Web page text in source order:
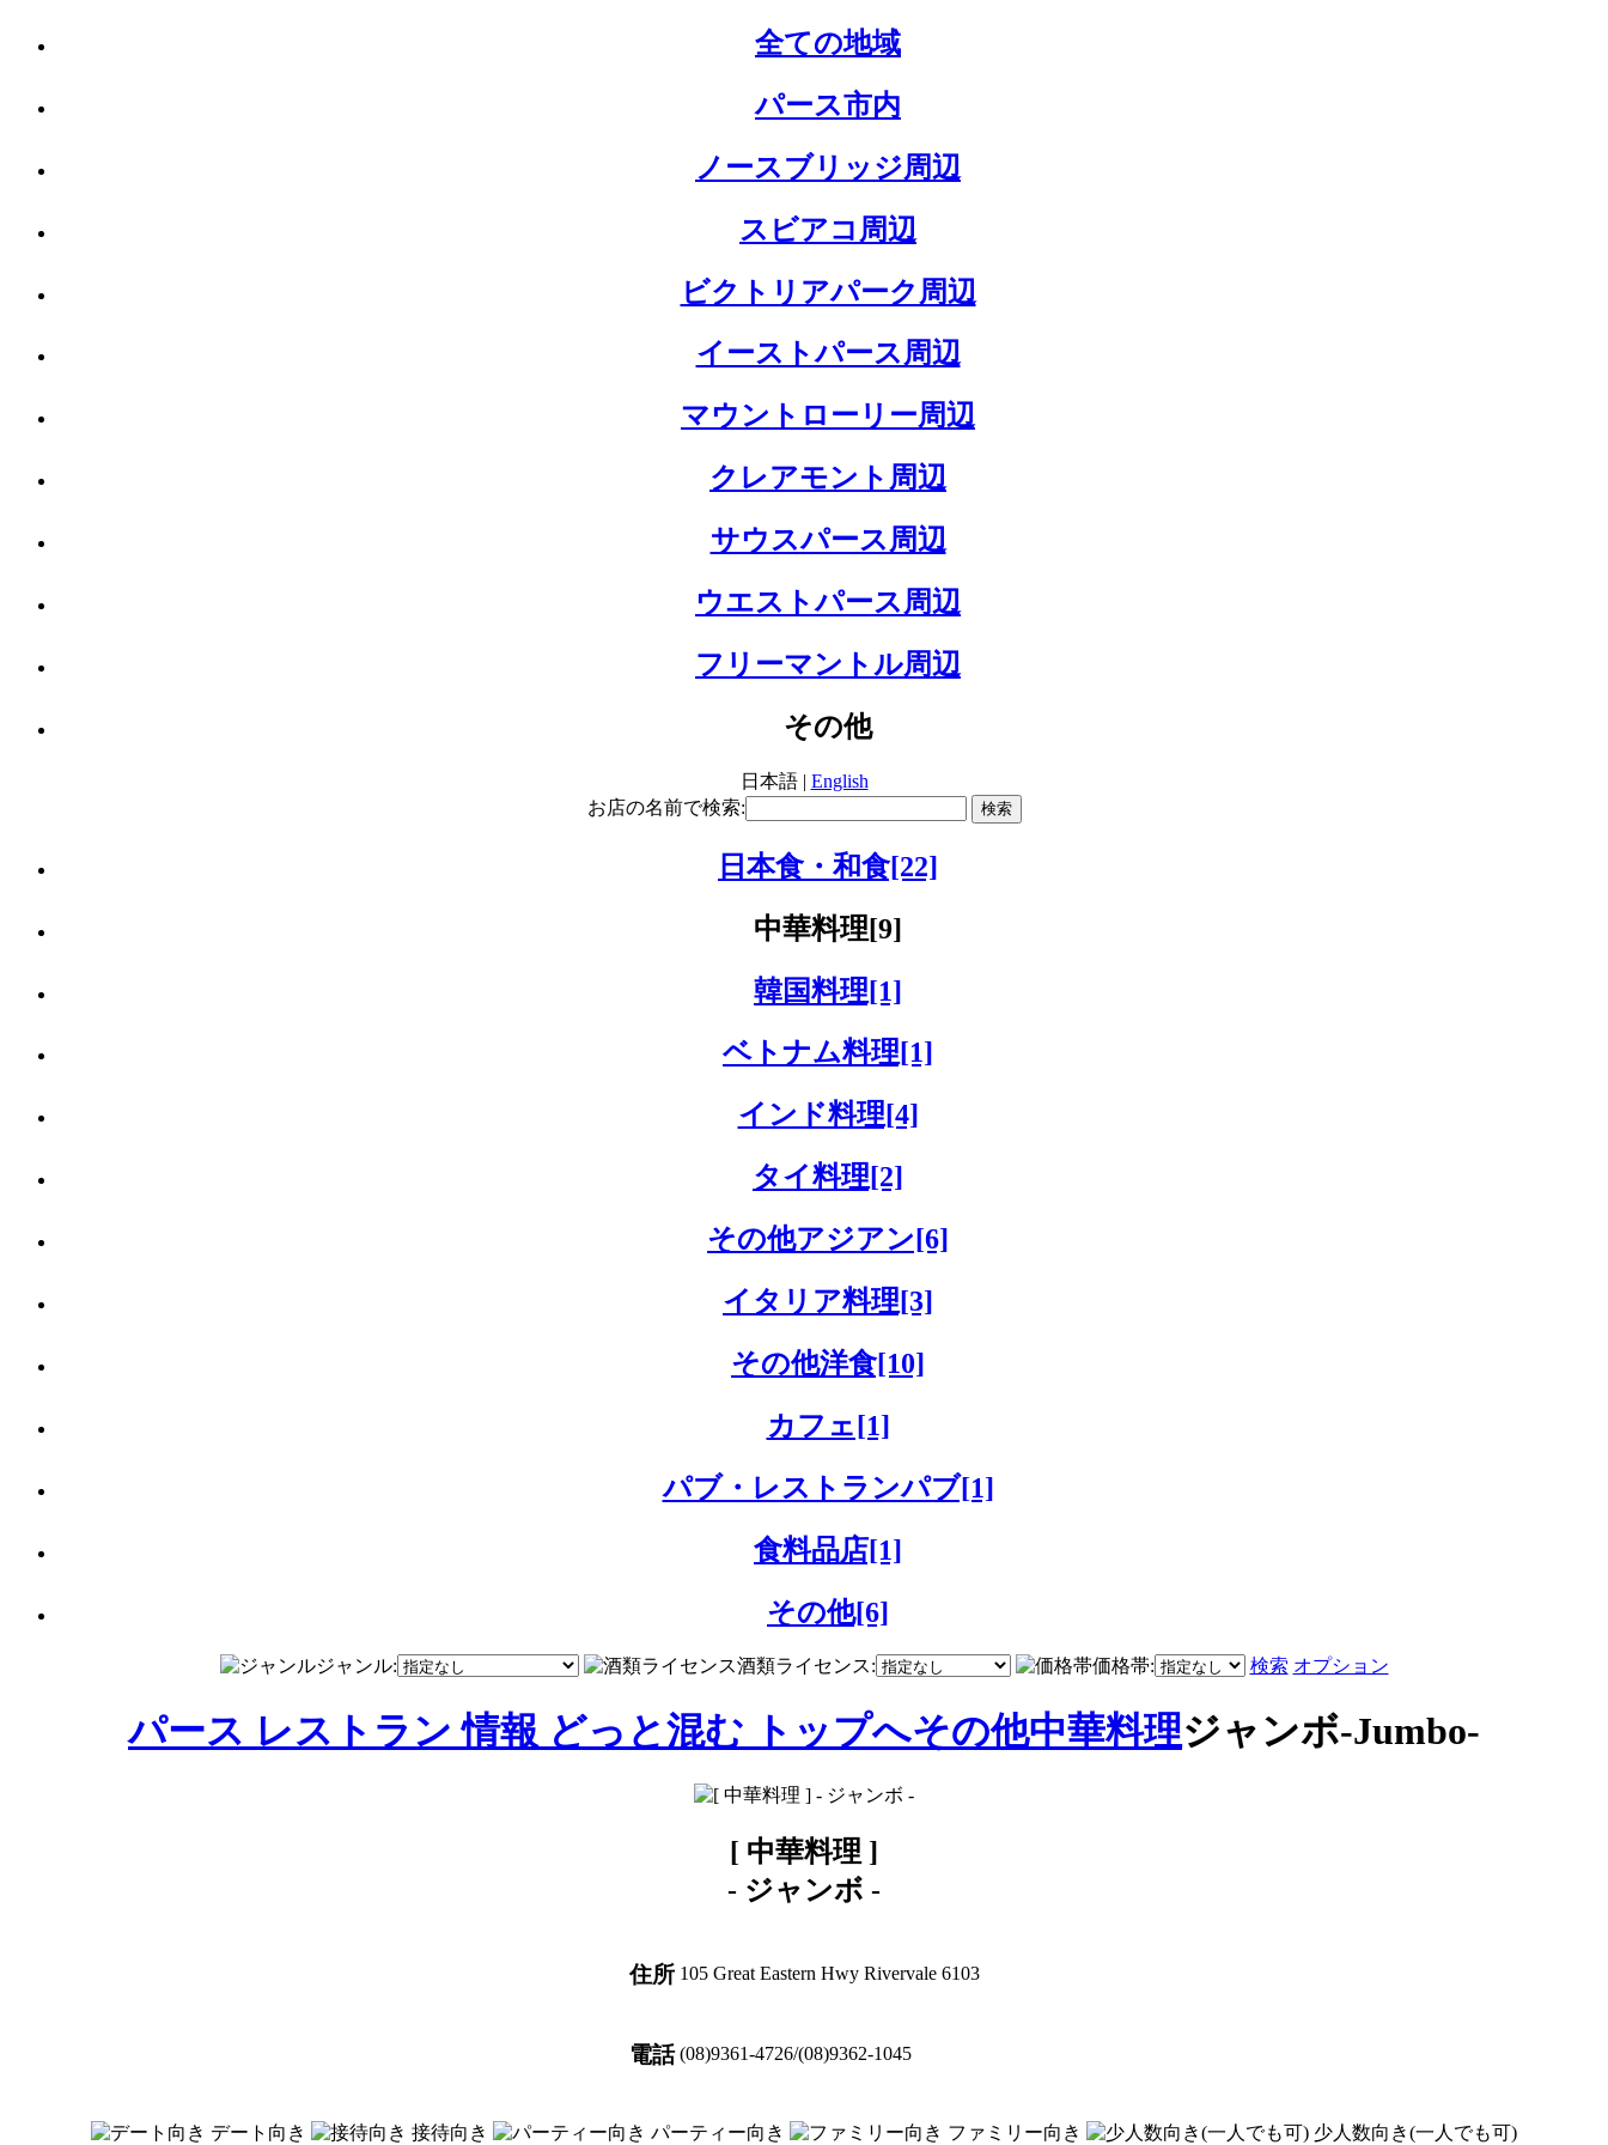
全ての地域
パース市内
ノースブリッジ周辺
スビアコ周辺
ビクトリアパーク周辺
イーストパース周辺
マウントローリー周辺
クレアモント周辺
サウスパース周辺
ウエストパース周辺
フリーマントル周辺
その他
日本語 | English
お店の名前で検索:
日本食・和食[22]
中華料理[9]
韓国料理[1]
ベトナム料理[1]
インド料理[4]
タイ料理[2]
その他アジアン[6]
イタリア料理[3]
その他洋食[10]
カフェ[1]
パブ・レストランパブ[1]
食料品店[1]
その他[6]
ジャンル: 酒類ライセンス: 価格帯: 検索 オプション
パース レストラン 情報 どっと混む トップへその他中華料理ジャンボ-Jumbo-
[ 中華料理 ]
- ジャンボ -
住所 105 Great Eastern Hwy Rivervale 6103
電話 (08)9361-4726/(08)9362-1045
デート向き 接待向き パーティー向き ファミリー向き 少人数向き(一人でも可)